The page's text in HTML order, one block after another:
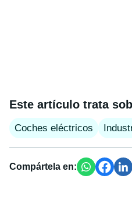
Este artículo trata
Coches eléctricos
Compártela en: